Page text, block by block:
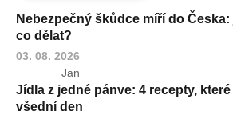
Nebezpečný škůdce míří do
co dělat?
03. 08. 2026
Jan
Jídla z jedné pánve: 4 recepty,
všední den